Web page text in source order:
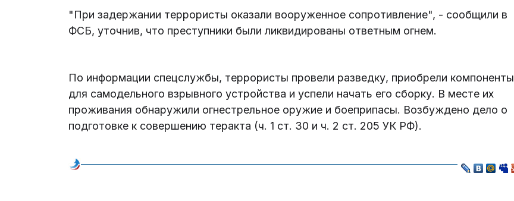
"При задержании террористы оказали вооруженное сопротивление", - сообщили в
ФСБ, уточнив, что преступники были ликвидированы ответным огнем.
По информации спецслужбы, террористы провели разведку, приобрели компоненты
для самодельного взрывного устройства и успели начать его сборку. В месте их
проживания обнаружили огнестрельное оружие и боеприпасы. Возбуждено дело о
подготовке к совершению теракта (ч. 1 ст. 30 и ч. 2 ст. 205 УК РФ).